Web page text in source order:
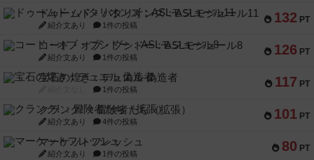
132 PT
ドゥームド・バタリオンズ：ASLモジュール11
紹介文あり 1件の投稿
126 PT
コード・オブ・ブシドー：ASLモジュール8
紹介文あり 1件の投稿
117 PT
宝石の煌き：デュエル 偽造者
1件の投稿
101 PT
クランク! ：冒険者たち（拡張）
紹介文あり 4件の投稿
80 PT
マーケットフレッシュ
紹介文あり 1件の投稿